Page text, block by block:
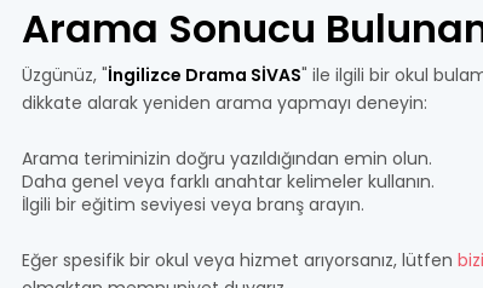
Arama Sonucu
Üzgünüz, "İngilizce Drama SİVAS" ile ilgili bir okul
dikkate alarak yeniden arama yapmayı deneyin:
Arama teriminizin doğru yazıldığından emin olun.
Daha genel veya farklı anahtar kelimeler kullanın.
İlgili bir eğitim seviyesi veya branş arayın.
Eğer spesifik bir okul veya hizmet arıyorsanız, lütfen